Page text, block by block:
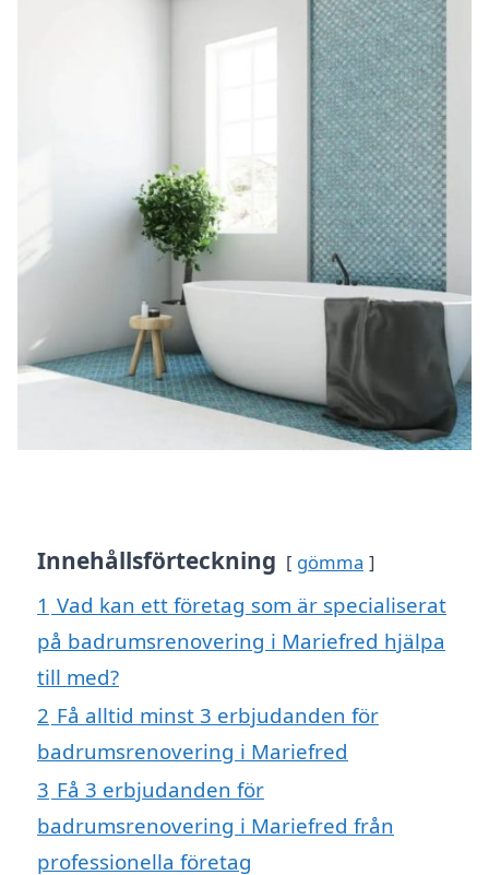
Innehållsförteckning gömma
1 Vad kan ett företag som är specialiserat
på badrumsrenovering i Mariefred hjälpa
till med?
2 Få alltid minst 3 erbjudanden för
badrumsrenovering i Mariefred
3 Få 3 erbjudanden för
badrumsrenovering i Mariefred från
professionella företag